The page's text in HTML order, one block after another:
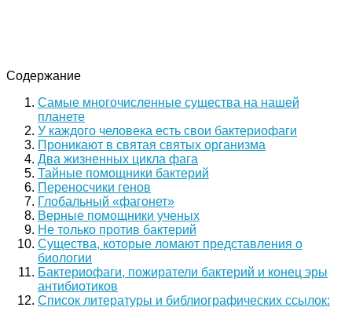
Содержание
Самые многочисленные существа на нашей
планете
У каждого человека есть свои бактериофаги
Проникают в святая святых организма
Два жизненных цикла фага
Тайные помощники бактерий
Переносчики генов
Глобальный «фагонет»
Верные помощники ученых
Не только против бактерий
Существа, которые ломают представления о
биологии
Бактериофаги, пожиратели бактерий и конец эры
антибиотиков
Список литературы и библиографических ссылок: